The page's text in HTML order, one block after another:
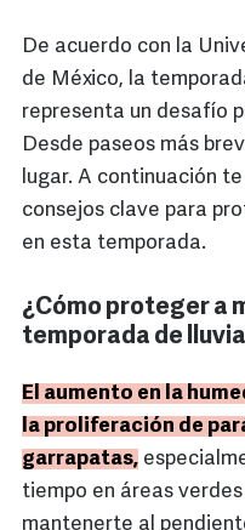
De acuerdo con la
de México, la
representa un desafío
Desde paseos más
lugar. A continuación
consejos clave para
en esta temporada.
¿Cómo proteger a
temporada de
El aumento en la
la proliferación de
garrapatas,
tiempo en áreas
mantenerte al